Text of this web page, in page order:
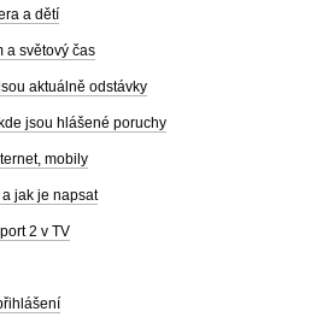
a dětí
a světový čas
aktuálně odstávky
jsou hlášené poruchy
mobily
jak je napsat
2 v TV